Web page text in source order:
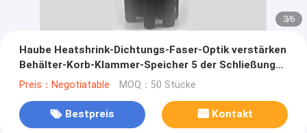
3/6
Haube Heatshrink-Dichtungs-Faser-Optik verstärken
Behälter-Korb-Klammer-Speicher 5 der Schließungs-
144C 4 Hafen 6 7
Preis：Negotiatable MOQ：50 Stücke
Bestpreis Kontakt